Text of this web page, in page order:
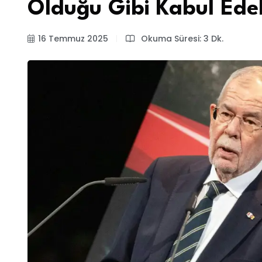
Olduğu Gibi Kabul
16 Temmuz 2025 Okuma Süresi: 3 Dk.